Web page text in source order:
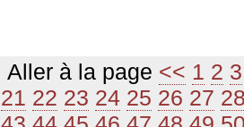
Aller à la page << 1 2 3
21 22 23 24 25 26 27